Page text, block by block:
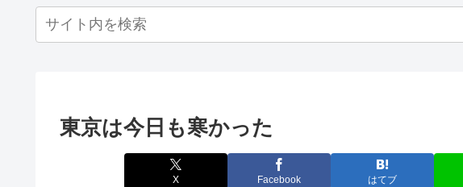
東京は今日も寒かった
X Facebook はてブ